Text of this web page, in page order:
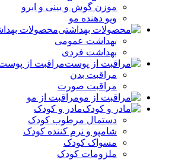
موزن گوش و بینی و ابرو
ویو دهنده مو
محصولات بهداشتی
بهداشت عمومی
بهداشت فردی
مراقبت از پوست
مراقبت بدن
مراقبت صورت
مراقبت از مو
مادر و کودک
دستمال مرطوب کودک
شامپو و نرم کننده کودک
مسواک کودک
ملزومات کودک